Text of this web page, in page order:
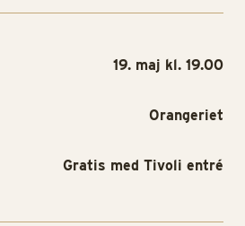
19. maj kl. 19.00
Orangeriet
Gratis med Tivoli entré